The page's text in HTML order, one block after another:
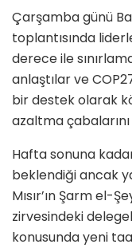
Çarşamba günü
toplantısında
derece ile
anlaştılar ve
bir destek olarak
azaltma
Hafta sonuna
beklendiği ancak
Mısır’ın Şarm el-
zirvesindeki
konusunda yeni